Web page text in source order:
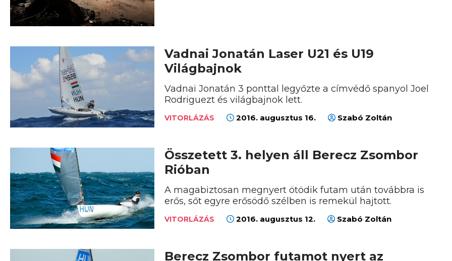
Vadnai Jonatán Laser U21 és U19
Világbajnok
Vadnai Jonatán 3 ponttal legyőzte a címvédő spanyol Joel
Rodriguezt és világbajnok lett.
VITORLÁZÁS 2016. augusztus 16. Szabó Zoltán
Összetett 3. helyen áll Berecz Zsombor
Rióban
A magabiztosan megnyert ötödik futam után továbbra is
erős, sőt egyre erősödő szélben is remekül hajtott.
VITORLÁZÁS 2016. augusztus 12. Szabó Zoltán
Berecz Zsombor futamot nyert az